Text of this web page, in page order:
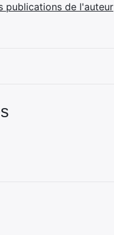
publications de l'auteur